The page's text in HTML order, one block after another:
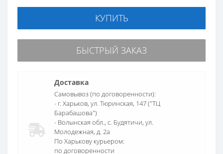
КУПИТЬ
БЫСТРЫЙ ЗАКАЗ
Доставка
Самовывоз (по договоренности):
- г. Харьков, ул. Тюринская, 147 ("ТЦ
Барабашова")
- Волынская обл., c. Будятичи, ул.
Молодежная, д. 2а
По Харькову курьером:
по договоренности